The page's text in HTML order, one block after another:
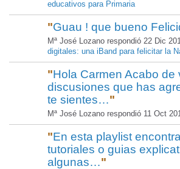
educativos para Primaria
"Guau ! que bueno
Mª José Lozano respondió 22 Dic
digitales: una iBand para felicitar la
"Hola Carmen Acabo de
discusiones que has
te sientes…"
Mª José Lozano respondió 11 Oct
"En esta playlist
tutoriales o guias
algunas…"